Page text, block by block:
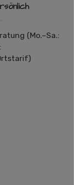
(Mo.–Sa.: